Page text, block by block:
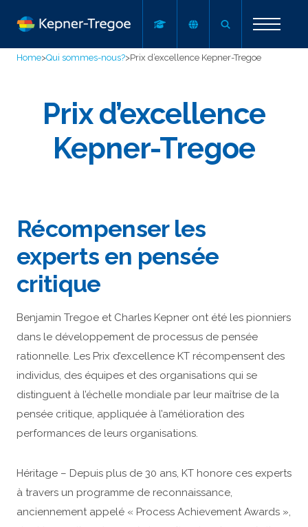
Home>Qui sommes-nous?>Prix d’excellence Kepner-Tregoe
Prix d’excellence
Kepner-Tregoe
Récompenser les
experts en pensée
critique
Benjamin Tregoe et Charles Kepner ont été les pionniers
dans le développement de processus de pensée
rationnelle. Les Prix d’excellence KT récompensent des
individus, des équipes et des organisations qui se
distinguent à l’échelle mondiale par leur maîtrise de la
pensée critique, appliquée à l’amélioration des
performances de leurs organisations.
Héritage – Depuis plus de 30 ans, KT honore ces experts
à travers un programme de reconnaissance,
anciennement appelé « Process Achievement Awards »,